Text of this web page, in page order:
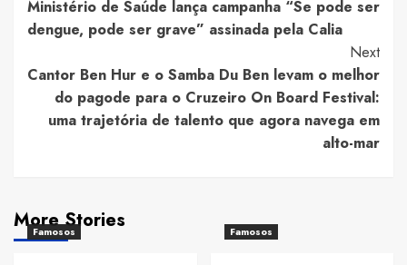
Navigation
Ministério de Saúde lança campanha “Se pode ser
dengue, pode ser grave” assinada pela Calia
Next
Cantor Ben Hur e o Samba Du Ben levam o melhor
do pagode para o Cruzeiro On Board Festival:
uma trajetória de talento que agora navega em
alto-mar
More Stories
Famosos Famosos